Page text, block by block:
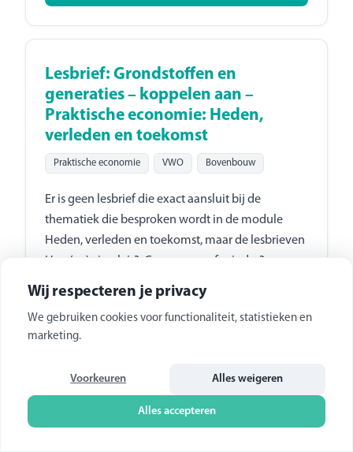
Lesbrief: Grondstoffen en
generaties – koppelen aan –
Praktische economie: Heden,
verleden en toekomst
Praktische economie VWO Bovenbouw
Er is geen lesbrief die exact aansluit bij de
thematiek die besproken wordt in de module
Heden, verleden en toekomst, maar de lesbrieven
Hoe (zo) circulair?, Consumeer of minder?,
kijken allemaal naar de gevolgen van onze
productie- en consumptiekeuzes voor
toekomstige generaties. Daarmee sluiten deze
module, het ruilen over de tijd. Ook de uitputting
van grondstoffen en het overbelasten van de
draagkracht van de natuur zijn vormen van ruilen
Wij respecteren je privacy
We gebruiken cookies voor functionaliteit, statistieken en
marketing.
Alles weigeren
Voorkeuren
Alles accepteren